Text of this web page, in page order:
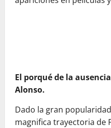
El porqué de la
Alonso.
Dado la gran
magnifica trayectoria de